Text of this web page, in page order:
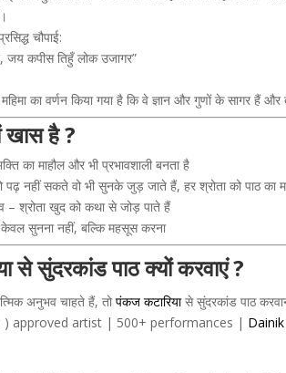
चौपाई:
जय कपीस तिहुँ लोक उजागर”
का वर्णन किया गया है कि वे ज्ञान और गुणों के सागर हैं
खास है ?
का माहौल और भी प्रभावशाली बनता है
नहीं सकते वो भी सुनके जुड़ जाते हैं, हर श्रोता को पाठ का
– श्रोता खुद को कथा से जोड़ पाते हैं
सुनना नहीं, बल्कि महसूस करना
से सुंदरकांड पाठ क्यों करवाएं ?
अनुभव चाहते हैं, तोपंकज कटारियासे सुंदरकांड पाठ
) approved artist | 500+ performances |